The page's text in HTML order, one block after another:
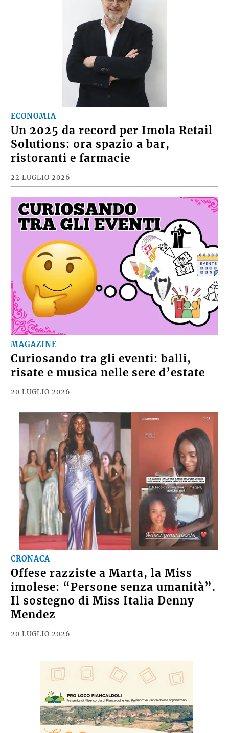
ECONOMIA
Un 2025 da record per Imola Retail
Solutions: ora spazio a bar,
ristoranti e farmacie
22 LUGLIO 2026
MAGAZINE
Curiosando tra gli eventi: balli,
risate e musica nelle sere d’estate
20 LUGLIO 2026
CRONACA
Offese razziste a Marta, la Miss
imolese: “Persone senza umanità”.
Il sostegno di Miss Italia Denny
Mendez
20 LUGLIO 2026